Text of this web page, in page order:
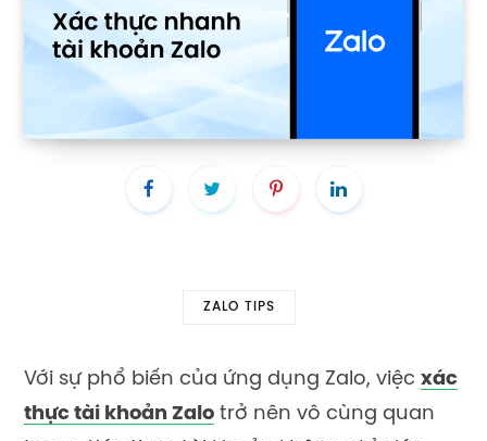
ZALO TIPS
Với sự phổ biến của ứng dụng Zalo, việc xác
thực tài khoản Zalo trở nên vô cùng quan